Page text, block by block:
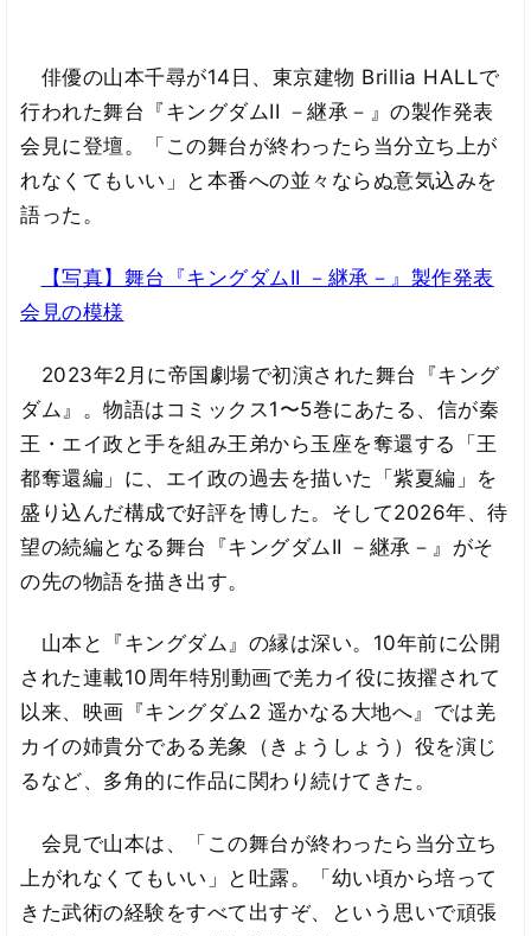
俳優の山本千尋が14日、東京建物 Brillia HALLで
行われた舞台『キングダムII －継承－』の製作発表
会見に登壇。「この舞台が終わったら当分立ち上が
れなくてもいい」と本番への並々ならぬ意気込みを
語った。
【写真】舞台『キングダムII －継承－』製作発表
会見の模様
2023年2月に帝国劇場で初演された舞台『キング
ダム』。物語はコミックス1〜5巻にあたる、信が秦
王・エイ政と手を組み王弟から玉座を奪還する「王
都奪還編」に、エイ政の過去を描いた「紫夏編」を
盛り込んだ構成で好評を博した。そして2026年、待
望の続編となる舞台『キングダムII －継承－』がそ
の先の物語を描き出す。
山本と『キングダム』の縁は深い。10年前に公開
された連載10周年特別動画で羌カイ役に抜擢されて
以来、映画『キングダム2 遥かなる大地へ』では羌
カイの姉貴分である羌象（きょうしょう）役を演じ
るなど、多角的に作品に関わり続けてきた。
会見で山本は、「この舞台が終わったら当分立ち
上がれなくてもいい」と吐露。「幼い頃から培って
きた武術の経験をすべて出すぞ、という思いで頑張